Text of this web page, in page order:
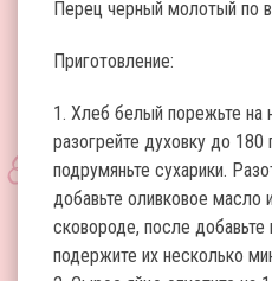
Перец черный молотый по
Приготовление:
1. Хлеб белый порежьте на
разогрейте духовку до 180
подрумяньте сухарики.
добавьте оливковое масло
сковороде, после добавьте
подержите их несколько